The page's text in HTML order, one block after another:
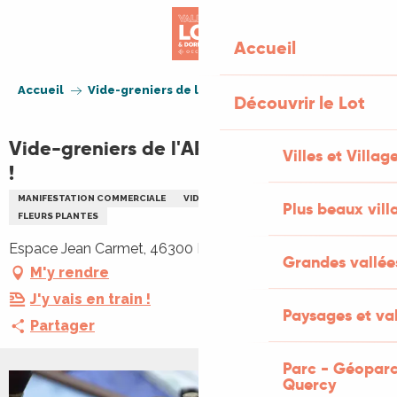
Accueil
Découvrir le Lot
Villes et
Plus beaux
Grandes
Paysages et
Parc -
Quercy
Accueil Vide-greniers de l'APE du Vigan . Annulé !
Vide-greniers de l'APE du Vigan . Annulé
!
MANIFESTATION COMMERCIALE VIDE GRENIERS BRADERIE
FLEURS PLANTES
Espace Jean Carmet, 46300 Le Vigan
M'y rendre
J'y vais en train !
Partager